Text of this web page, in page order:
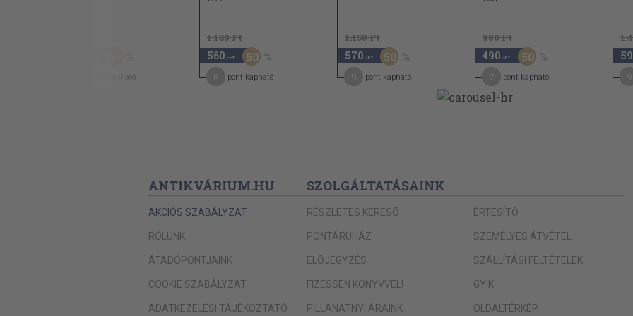
A kegyetlen Kleoboia
Boldog beteljesülés
75
Az ephesosi özvegy
81
JOSEPHUS FLAVIUS
Paulina szentséges éjszakája
DION CHRYSOSTOMOS
A boldogok szigete
PLUTARCHOS
pont kapható
1.130 Ft
560 ,-Ft 50
pont kapható
1.150 Ft
570 ,-Ft 50
pont kapható
980 Ft
490 ,-Ft 50
pont kapható
ANTIKVÁRIUM.HU
AKCIÓS SZABÁLYZAT
RÓLUNK
ÁTADÓPONTJAINK
COOKIE SZABÁLYZAT
ADATKEZELÉSI TÁJÉKOZTATÓ
SZOLGÁLTATÁSAINK
RÉSZLETES KERESŐ
PONTÁRUHÁZ
ELŐJEGYZÉS
FIZESSEN KÖNYVVEL!
PILLANATNYI ÁRAINK
ÉRTESÍTŐ
SZEMÉLYES ÁTVÉTEL
SZÁLLÍTÁSI FELTÉTELEK
GYIK
OLDALTÉRKÉP